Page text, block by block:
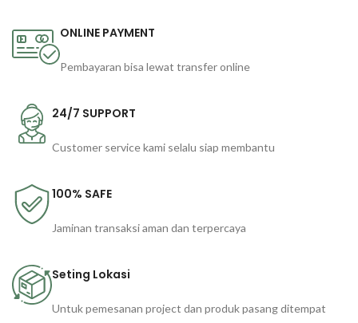
ONLINE PAYMENT
Pembayaran bisa lewat transfer online
24/7 SUPPORT
Customer service kami selalu siap membantu
100% SAFE
Jaminan transaksi aman dan terpercaya
Seting Lokasi
Untuk pemesanan project dan produk pasang ditempat